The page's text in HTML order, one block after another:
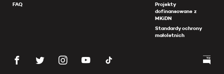
FAQ
Projekty
dofinansowane z
MKiDN
Standardy ochrony
małoletnich